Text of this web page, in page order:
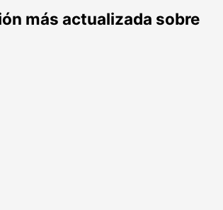
más actualizada sobre